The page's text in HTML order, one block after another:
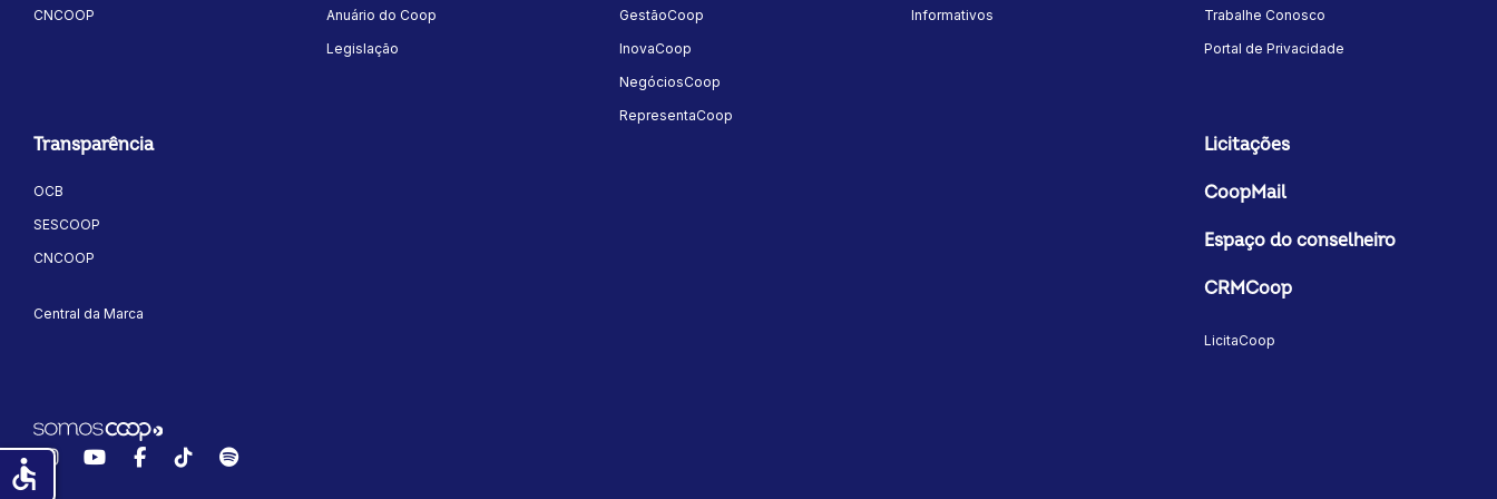
CNCOOP
Anuário do Coop
Legislação
GestãoCoop
InovaCoop
NegóciosCoop
RepresentaCoop
Informativos
Trabalhe Conosco
Portal de Privacidade
Transparência
OCB
SESCOOP
CNCOOP
Central da Marca
Licitações
CoopMail
Espaço do conselheiro
CRMCoop
LicitaCoop
InstagramYouTubeFacebook
TikTokSpotify
accessible